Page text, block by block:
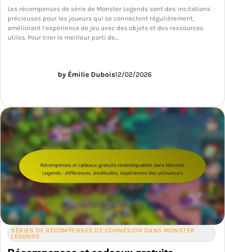
Les récompenses de série de Monster Legends sont des incitations
précieuses pour les joueurs qui se connectent régulièrement,
améliorant l’expérience de jeu avec des objets et des ressources
utiles. Pour tirer le meilleur parti de…
by Émilie Dubois12/02/2026
SÉRIES DE RÉCOMPENSES DE CONNEXION DANS MONSTER
LEGENDS